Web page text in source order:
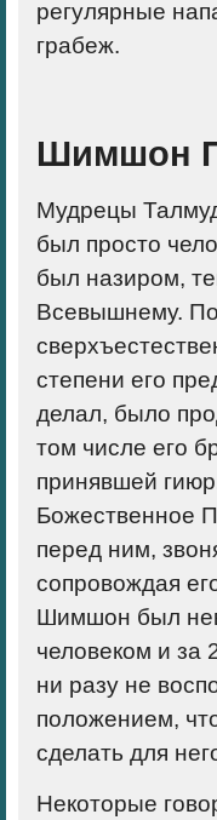
регулярные
грабеж.
Шимшон
Мудрецы
был просто
был назиром,
Всевышнему.
степени его
делал, было
том числе его
принявшей
Божественное
перед ним,
сопровождая
Шимшон был
человеком и за
ни разу не
положением,
сделать для
Некоторые